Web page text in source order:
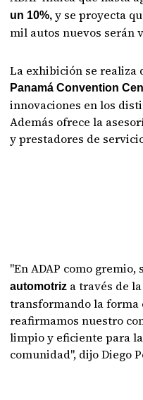
un 10%,y se proyecta
mil autos nuevos serán
La exhibición se realiza
Panamá Convention
innovaciones en los
Además ofrece la
y prestadores de
"En ADAP como gremio,
automotriz a través de
transformando la forma
reafirmamos nuestro
limpio y eficiente para
comunidad", dijo Diego